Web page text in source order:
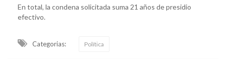
En total, la condena solicitada suma 21 años de presidio
efectivo.
Categorias: Política